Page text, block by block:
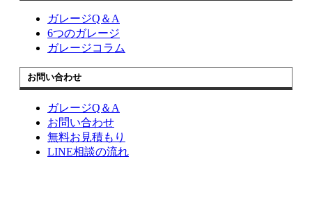
ガレージQ＆A
6つのガレージ
ガレージコラム
お問い合わせ
ガレージQ＆A
お問い合わせ
無料お見積もり
LINE相談の流れ